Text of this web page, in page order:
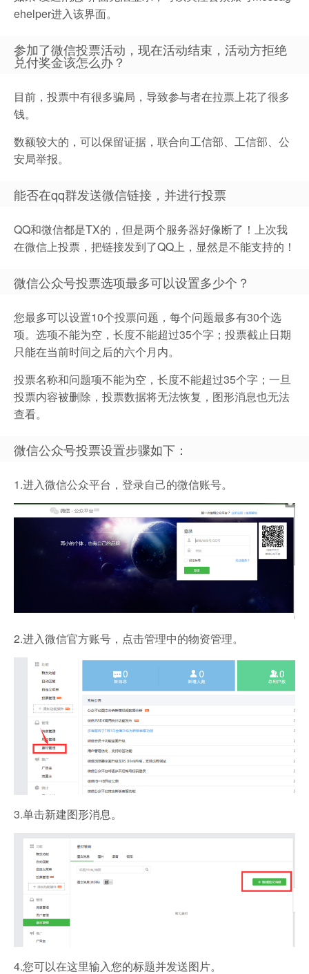
ehelper进入该界面。
参加了微信投票活动，现在活动结束，活动方拒绝
兑付奖金该怎么办？
目前，投票中有很多骗局，导致参与者在拉票上花了很多
钱。
数额较大的，可以保留证据，联合向工信部、工信部、公
安局举报。
能否在qq群发送微信链接，并进行投票
QQ和微信都是TX的，但是两个服务器好像断了！上次我
在微信上投票，把链接发到了QQ上，显然是不能支持的！
微信公众号投票选项最多可以设置多少个？
您最多可以设置10个投票问题，每个问题最多有30个选
项。选项不能为空，长度不能超过35个字；投票截止日期
只能在当前时间之后的六个月内。
投票名称和问题项不能为空，长度不能超过35个字；一旦
投票内容被删除，投票数据将无法恢复，图形消息也无法
查看。
微信公众号投票设置步骤如下：
1.进入微信公众平台，登录自己的微信账号。
2.进入微信官方账号，点击管理中的物资管理。
3.单击新建图形消息。
4.您可以在这里输入您的标题并发送图片。